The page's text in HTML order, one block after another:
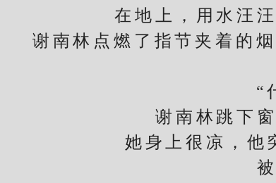
在地上，用水汪
谢南林点燃了指节夹着的烟
“
“什
谢南林跳下窗
她身上很凉，他突
被